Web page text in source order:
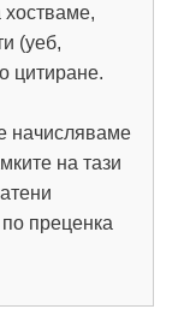
хостваме,
(уеб,
цитиране.
начисляваме
на тази
преценка